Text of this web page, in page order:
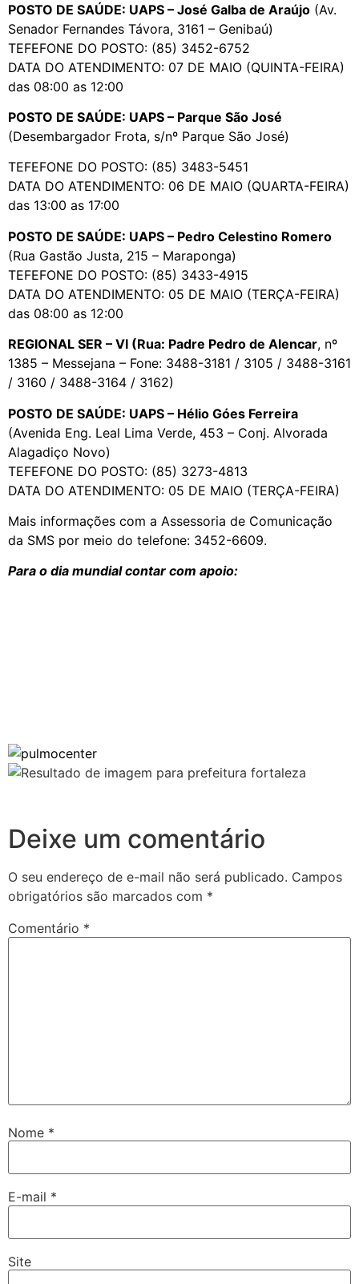
POSTO DE SAÚDE: UAPS – José Galba de Araújo (Av.
Senador Fernandes Távora, 3161 – Genibaú)
TEFEFONE DO POSTO: (85) 3452-6752
DATA DO ATENDIMENTO: 07 DE MAIO (QUINTA-FEIRA)
das 08:00 as 12:00
POSTO DE SAÚDE: UAPS – Parque São José
(Desembargador Frota, s/nº Parque São José)
TEFEFONE DO POSTO: (85) 3483-5451
DATA DO ATENDIMENTO: 06 DE MAIO (QUARTA-FEIRA)
das 13:00 as 17:00
POSTO DE SAÚDE: UAPS – Pedro Celestino Romero
(Rua Gastão Justa, 215 – Maraponga)
TEFEFONE DO POSTO: (85) 3433-4915
DATA DO ATENDIMENTO: 05 DE MAIO (TERÇA-FEIRA)
das 08:00 as 12:00
REGIONAL SER – VI (Rua: Padre Pedro de Alencar, nº
1385 – Messejana – Fone: 3488-3181 / 3105 / 3488-3161
/ 3160 / 3488-3164 / 3162)
POSTO DE SAÚDE: UAPS – Hélio Góes Ferreira
(Avenida Eng. Leal Lima Verde, 453 – Conj. Alvorada
Alagadiço Novo)
TEFEFONE DO POSTO: (85) 3273-4813
DATA DO ATENDIMENTO: 05 DE MAIO (TERÇA-FEIRA)
Mais informações com a Assessoria de Comunicação
da SMS por meio do telefone: 3452-6609.
Para o dia mundial contar com apoio:
Deixe um comentário
O seu endereço de e-mail não será publicado. Campos
obrigatórios são marcados com *
Comentário *
Nome *
E-mail *
Site